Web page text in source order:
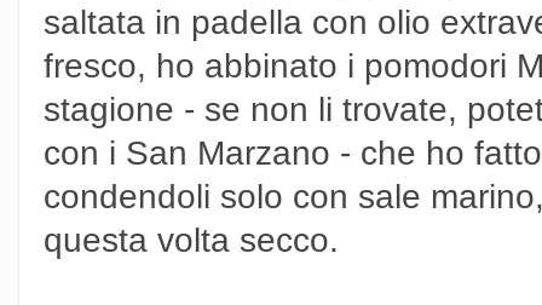
saltata in padella con olio
fresco, ho abbinato i pomodori
stagione - se non li trovate,
con i San Marzano - che ho
condendoli solo con sale
questa volta secco.